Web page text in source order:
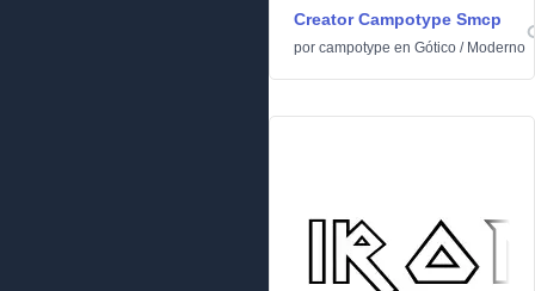
Creator Campotype Smcp
por campotype en Gótico / Moderno